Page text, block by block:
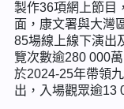
製作36項網上節目
面，康文署與大灣
85場線上線下演出
覽次數逾280 000
於2024-25年帶領
出，入場觀眾逾13